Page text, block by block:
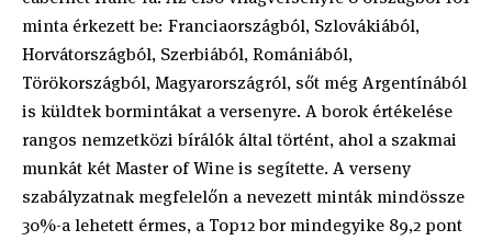
minta érkezett be: Franciaországból, Szlovákiából,
Horvátországból, Szerbiából, Romániából,
Törökországból, Magyarországról, sőt még Argentínából
is küldtek bormintákat a versenyre. A borok értékelése
rangos nemzetközi bírálók által történt, ahol a szakmai
munkát két Master of Wine is segítette. A verseny
szabályzatnak megfelelőn a nevezett minták mindössze
30%-a lehetett érmes, a Top12 bor mindegyike 89,2 pont